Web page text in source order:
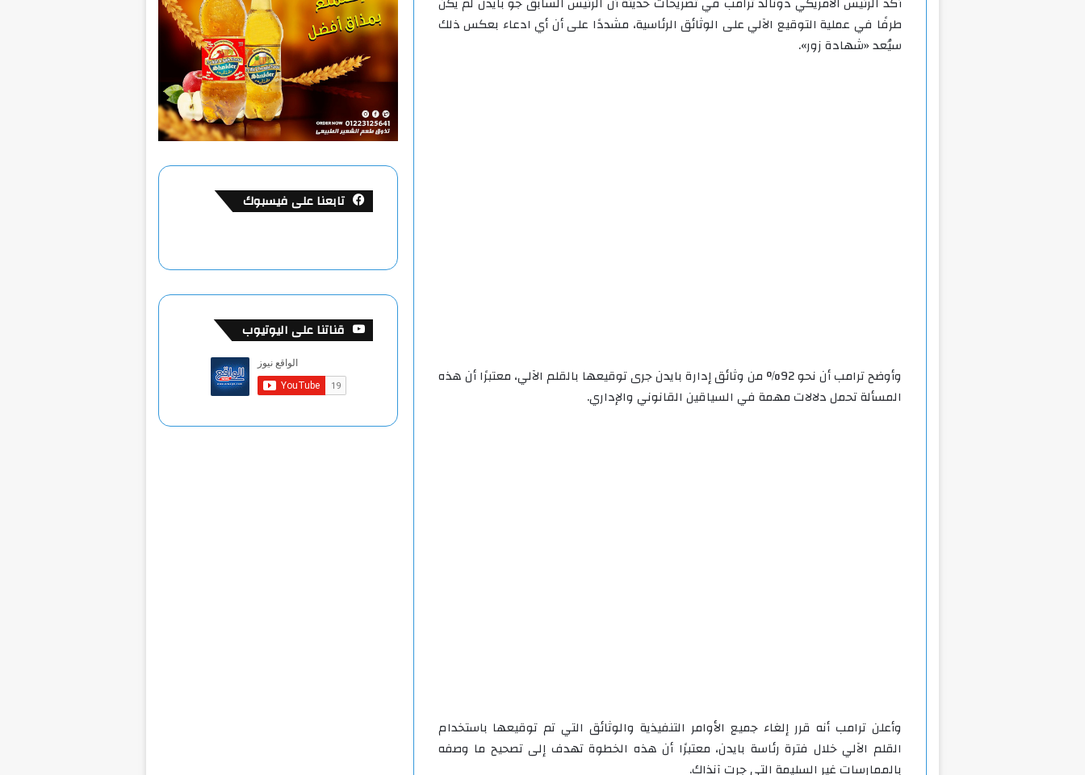
طرفًا في عملية التوقيع الآلي على الوثائق الرئاسية، مشددًا على أن أي ادعاء بعكس ذلك
سيُعد «شهادة زور».
وأوضح ترامب أن نحو 92% من وثائق إدارة بايدن جرى توقيعها بالقلم الآلي، معتبرًا أن هذه
المسألة تحمل دلالات مهمة في السياقين القانوني والإداري.
وأعلن ترامب أنه قرر إلغاء جميع الأوامر التنفيذية والوثائق التي تم توقيعها باستخدام
القلم الآلي خلال فترة رئاسة بايدن، معتبرًا أن هذه الخطوة تهدف إلى تصحيح ما وصفه
بالممارسات غير السليمة التي جرت آنذاك.
تابعنا على فيسبوك
قناتنا على اليوتيوب